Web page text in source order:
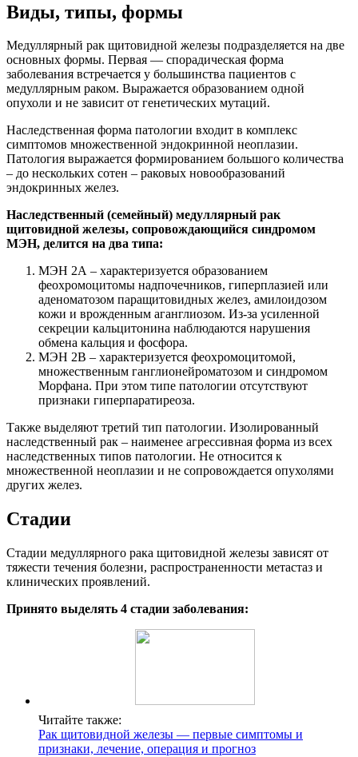
Виды, типы, формы
Медуллярный рак щитовидной железы подразделяется на две
основных формы. Первая — спорадическая форма
заболевания встречается у большинства пациентов с
медуллярным раком. Выражается образованием одной
опухоли и не зависит от генетических мутаций.
Наследственная форма патологии входит в комплекс
симптомов множественной эндокринной неоплазии.
Патология выражается формированием большого количества
– до нескольких сотен – раковых новообразований
эндокринных желез.
Наследственный (семейный) медуллярный рак
щитовидной железы, сопровождающийся синдромом
МЭН, делится на два типа:
МЭН 2А – характеризуется образованием
феохромоцитомы надпочечников, гиперплазией или
аденоматозом паращитовидных желез, амилоидозом
кожи и врожденным аганглиозом. Из-за усиленной
секреции кальцитонина наблюдаются нарушения
обмена кальция и фосфора.
МЭН 2В – характеризуется феохромоцитомой,
множественным ганглионейроматозом и синдромом
Морфана. При этом типе патологии отсутствуют
признаки гиперпаратиреоза.
Также выделяют третий тип патологии. Изолированный
наследственный рак – наименее агрессивная форма из всех
наследственных типов патологии. Не относится к
множественной неоплазии и не сопровождается опухолями
других желез.
Стадии
Стадии медуллярного рака щитовидной железы зависят от
тяжести течения болезни, распространенности метастаз и
клинических проявлений.
Принято выделять 4 стадии заболевания:
Читайте также:
Рак щитовидной железы — первые симптомы и
признаки, лечение, операция и прогноз